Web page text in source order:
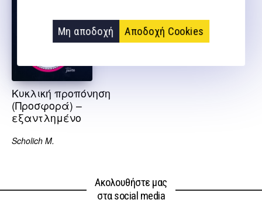
Μη αποδοχή Αποδοχή Cookies
Κυκλική προπόνηση
(Προσφορά) –
εξαντλημένο
Scholich M.
Ακολουθήστε μας
στα social media